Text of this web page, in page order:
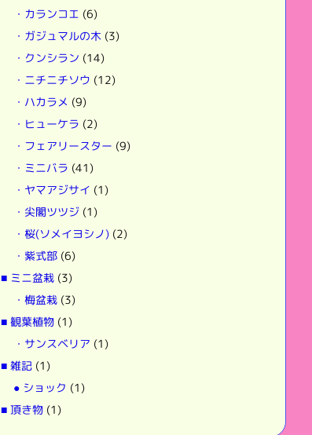
・カランコエ (6)
・ガジュマルの木 (3)
・クンシラン (14)
・ニチニチソウ (12)
・ハカラメ (9)
・ヒューケラ (2)
・フェアリースター (9)
・ミニバラ (41)
・ヤマアジサイ (1)
・尖閣ツツジ (1)
・桜(ソメイヨシノ) (2)
・紫式部 (6)
■ ミニ盆栽 (3)
・梅盆栽 (3)
■ 観葉植物 (1)
・サンスベリア (1)
■ 雑記 (1)
● ショック (1)
■ 頂き物 (1)